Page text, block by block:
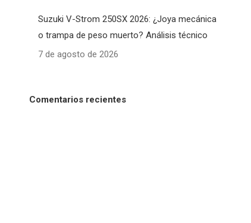
Suzuki V-Strom 250SX 2026: ¿Joya mecánica
o trampa de peso muerto? Análisis técnico
7 de agosto de 2026
Comentarios recientes